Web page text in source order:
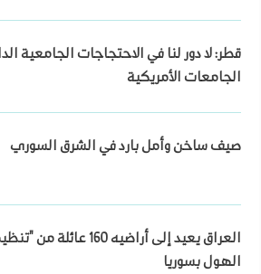
قطر: لا دور لنا في الاحتجاجات الجامعية
الجامعات الأمريكية
صيف ساخن وأمل بارد في الشرق السوري
العراق يعيد إلى أراضيه
الهول بسوريا